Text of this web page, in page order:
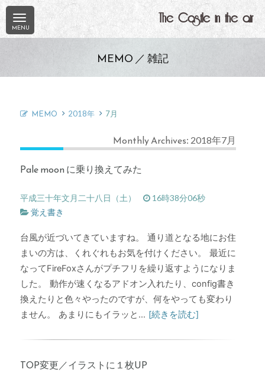
The Castle in the air
MEMO ／ 雑記
MEMO 2018年 7月
Monthly Archives: 2018年7月
Pale moon に乗り換えてみた
平成三十年文月二十八日（土）
16時38分06秒
覚え書き
台風が近づいてきていますね。 通り道となる地にお住
まいの方は、くれぐれもお気を付けください。 最近に
なってFireFoxさんがプチフリを繰り返すようになりま
した。 動作が速くなるアドオン入れたり、config書き
換えたりと色々やったのですが、何をやっても変わり
ません。 あまりにもイラッと... [続きを読む]
TOP変更／イラストに１枚UP